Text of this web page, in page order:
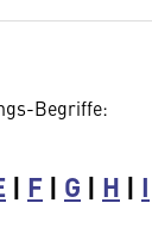
Begriffe:
| F | G | H | I